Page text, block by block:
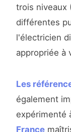
trois niveaux
différentes
l'électricien
appropriée à
Les
également
expérimenté
France